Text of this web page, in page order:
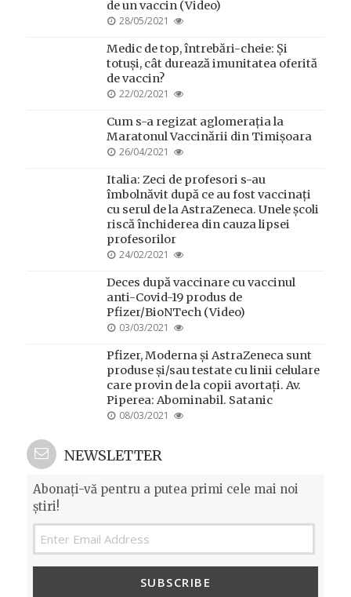
de un vaccin (Video)
POSTED
28/05/2021
Medic de top, întrebări-cheie: Și
totuși, cât durează imunitatea oferită
de vaccin?
POSTED
22/02/2021
Cum s-a regizat aglomerația la
Maratonul Vaccinării din Timișoara
POSTED
26/04/2021
Italia: Zeci de profesori s-au
îmbolnăvit după ce au fost vaccinați
cu serul de la AstraZeneca. Unele școli
riscă închiderea din cauza lipsei
profesorilor
POSTED
24/02/2021
Deces după vaccinare cu vaccinul
anti-Covid-19 produs de
Pfizer/BioNTech (Video)
POSTED
03/03/2021
Pfizer, Moderna și AstraZeneca sunt
produse și/sau testate cu linii celulare
care provin de la copii avortați. Av.
Piperea: Abominabil. Satanic
POSTED
08/03/2021
NEWSLETTER
Abonați-vă pentru a putea primi cele mai noi
știri!
SUBSCRIBE